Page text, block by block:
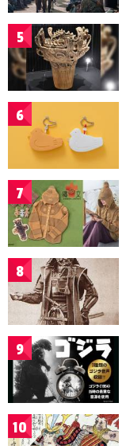
5
6
7
8
9
10